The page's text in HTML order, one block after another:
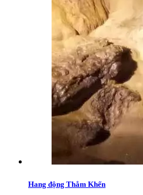
Hang động Thẳm Khến